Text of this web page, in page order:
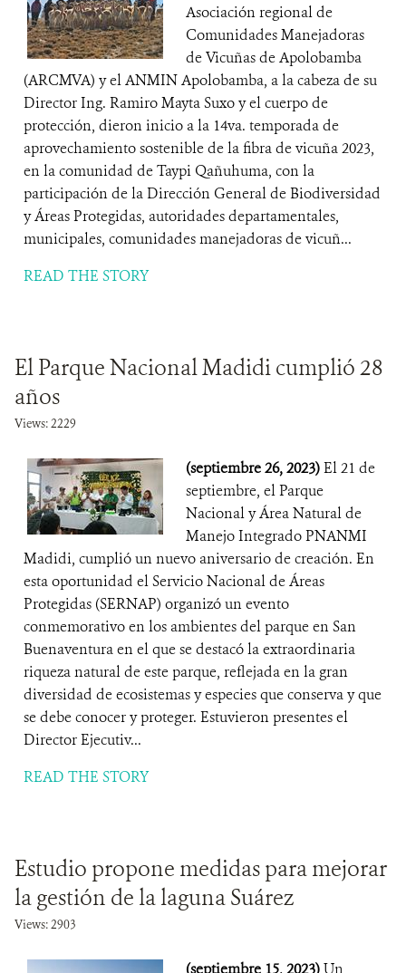
Asociación regional de
Comunidades Manejadoras
de Vicuñas de Apolobamba
(ARCMVA) y el ANMIN Apolobamba, a la cabeza de su
Director Ing. Ramiro Mayta Suxo y el cuerpo de
protección, dieron inicio a la 14va. temporada de
aprovechamiento sostenible de la fibra de vicuña 2023,
en la comunidad de Taypi Qañuhuma, con la
participación de la Dirección General de Biodiversidad
y Áreas Protegidas, autoridades departamentales,
municipales, comunidades manejadoras de vicuñ...
READ THE STORY
El Parque Nacional Madidi cumplió 28
años
Views: 2229
(septiembre 26, 2023)El 21 de
septiembre, el Parque
Nacional y Área Natural de
Manejo Integrado PNANMI
Madidi, cumplió un nuevo aniversario de creación. En
esta oportunidad el Servicio Nacional de Áreas
Protegidas (SERNAP) organizó un evento
conmemorativo en los ambientes del parque en San
Buenaventura en el que se destacó la extraordinaria
riqueza natural de este parque, reflejada en la gran
diversidad de ecosistemas y especies que conserva y que
se debe conocer y proteger. Estuvieron presentes el
Director Ejecutiv...
READ THE STORY
Estudio propone medidas para mejorar
la gestión de la laguna Suárez
Views: 2903
(septiembre 15, 2023)Un